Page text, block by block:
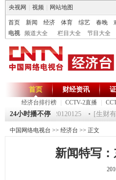
央视网 视频 网站地图
首页 新闻 经济 体育 综艺 春晚
电视
频道大全 栏目大全 节目大全
首页
经济台排行榜 CCTV-2直播
财经资讯
24小时播不停
《第一时间》 20120125 [生财有
中国网络电视台 >> 经济台 >> 正文
新闻特写